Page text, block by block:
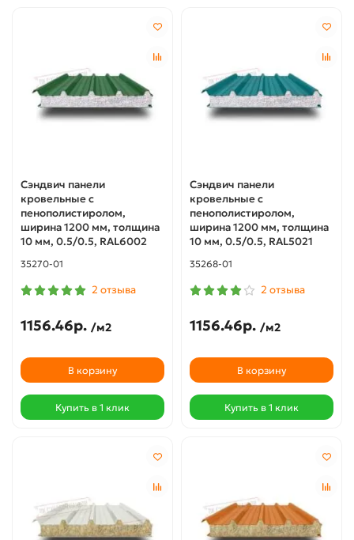
Сэндвич панели
кровельные с
пенополистиролом,
ширина 1200 мм, толщина
10 мм, 0.5/0.5, RAL6002
35270-01
2 отзыва
1156.46р. /м2
В корзину
Купить в 1 клик
Сэндвич панели
кровельные с
пенополистиролом,
ширина 1200 мм, толщина
10 мм, 0.5/0.5, RAL5021
35268-01
2 отзыва
1156.46р. /м2
В корзину
Купить в 1 клик